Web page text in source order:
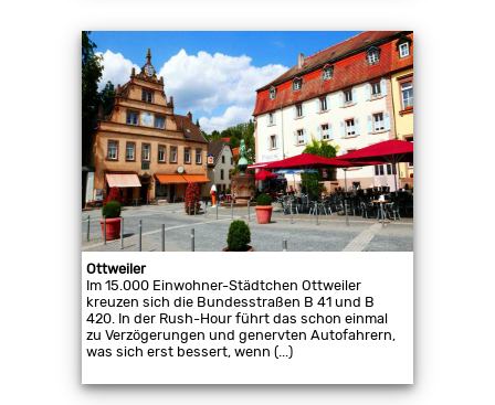
Ottweiler
Im 15.000 Einwohner-Städtchen Ottweiler
kreuzen sich die Bundesstraßen B 41 und B
420. In der Rush-Hour führt das schon einmal
zu Verzögerungen und genervten Autofahrern,
was sich erst bessert, wenn (...)